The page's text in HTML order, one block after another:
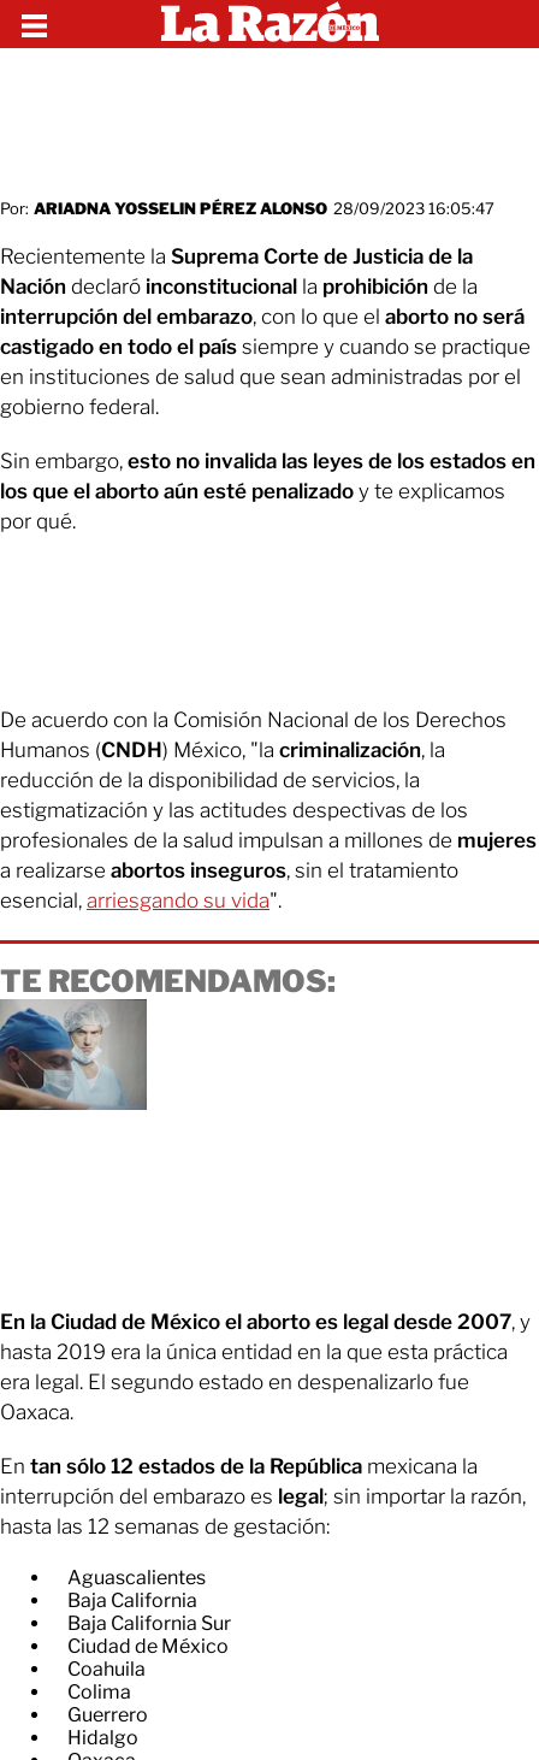
Por: ARIADNA YOSSELIN PÉREZ ALONSO 28/09/2023 16:05:47
Recientemente la Suprema Corte de Justicia de la
Nación declaró inconstitucional la prohibición de la
interrupción del embarazo, con lo que el aborto no será
castigado en todo el país siempre y cuando se practique
en instituciones de salud que sean administradas por el
gobierno federal.
Sin embargo, esto no invalida las leyes de los estados en
los que el aborto aún esté penalizado y te explicamos
por qué.
De acuerdo con la Comisión Nacional de los Derechos
Humanos (CNDH) México, "la criminalización, la
reducción de la disponibilidad de servicios, la
estigmatización y las actitudes despectivas de los
profesionales de la salud impulsan a millones de mujeres
a realizarse abortos inseguros, sin el tratamiento
esencial, arriesgando su vida".
TE RECOMENDAMOS:
En la Ciudad de México el aborto es legal desde 2007, y
hasta 2019 era la única entidad en la que esta práctica
era legal. El segundo estado en despenalizarlo fue
Oaxaca.
En tan sólo 12 estados de la República mexicana la
interrupción del embarazo es legal; sin importar la razón,
hasta las 12 semanas de gestación:
Aguascalientes
Baja California
Baja California Sur
Ciudad de México
Coahuila
Colima
Guerrero
Hidalgo